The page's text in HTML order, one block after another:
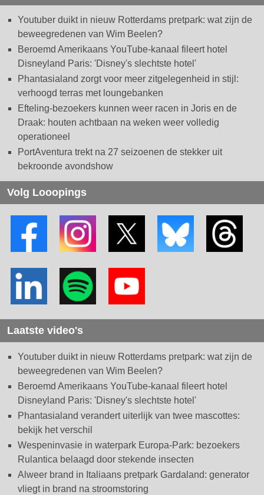
Youtuber duikt in nieuw Rotterdams pretpark: wat zijn de
beweegredenen van Wim Beelen?
Beroemd Amerikaans YouTube-kanaal fileert hotel
Disneyland Paris: 'Disney's slechtste hotel'
Phantasialand zorgt voor meer zitgelegenheid in stijl:
verhoogd terras met loungebanken
Efteling-bezoekers kunnen weer racen in Joris en de
Draak: houten achtbaan na weken weer volledig
operationeel
PortAventura trekt na 27 seizoenen de stekker uit
bekroonde avondshow
Volg Looopings
Laatste video's
Youtuber duikt in nieuw Rotterdams pretpark: wat zijn de
beweegredenen van Wim Beelen?
Beroemd Amerikaans YouTube-kanaal fileert hotel
Disneyland Paris: 'Disney's slechtste hotel'
Phantasialand verandert uiterlijk van twee mascottes:
bekijk het verschil
Wespeninvasie in waterpark Europa-Park: bezoekers
Rulantica belaagd door stekende insecten
Alweer brand in Italiaans pretpark Gardaland: generator
vliegt in brand na stroomstoring